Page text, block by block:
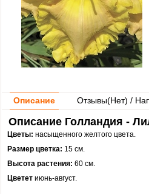
Описание Отзывы(Нет) /
Описание Голландия -
Цветы: насыщенного желтого цвета.
Размер цветка: 15 см.
Высота растения: 60 см.
Цветет июнь-август.